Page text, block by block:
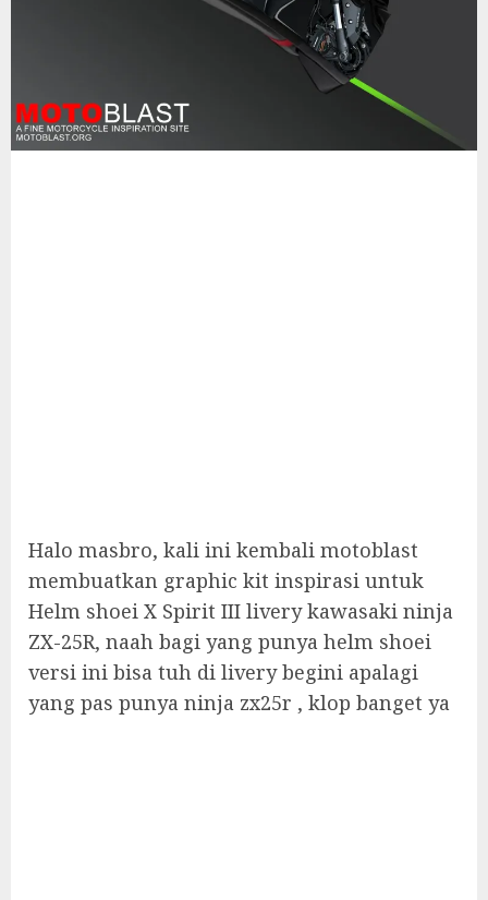
Halo masbro, kali ini kembali motoblast
membuatkan graphic kit inspirasi untuk
Helm shoei X Spirit III livery kawasaki ninja
ZX-25R, naah bagi yang punya helm shoei
versi ini bisa tuh di livery begini apalagi
yang pas punya ninja zx25r , klop banget ya